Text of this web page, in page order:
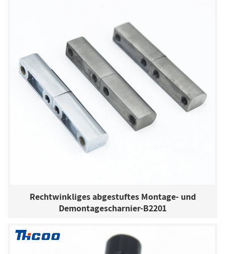
Rechtwinkliges abgestuftes Montage- und
Demontagescharnier-B2201